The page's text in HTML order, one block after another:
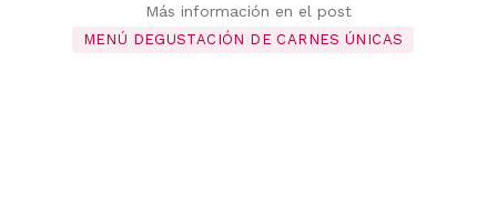
Más información en el post
MENÚ DEGUSTACIÓN DE CARNES ÚNICAS